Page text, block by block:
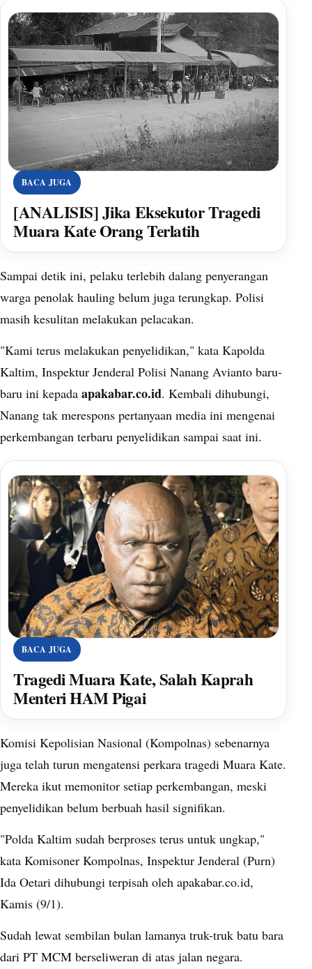
BACA JUGA
[ANALISIS] Jika Eksekutor Tragedi
Muara Kate Orang Terlatih
Sampai detik ini, pelaku terlebih dalang penyerangan
warga penolak hauling belum juga terungkap. Polisi
masih kesulitan melakukan pelacakan.
"Kami terus melakukan penyelidikan," kata Kapolda
Kaltim, Inspektur Jenderal Polisi Nanang Avianto baru-
baru ini kepada apakabar.co.id. Kembali dihubungi,
Nanang tak merespons pertanyaan media ini mengenai
perkembangan terbaru penyelidikan sampai saat ini.
BACA JUGA
Tragedi Muara Kate, Salah Kaprah
Menteri HAM Pigai
Komisi Kepolisian Nasional (Kompolnas) sebenarnya
juga telah turun mengatensi perkara tragedi Muara Kate.
Mereka ikut memonitor setiap perkembangan, meski
penyelidikan belum berbuah hasil signifikan.
"Polda Kaltim sudah berproses terus untuk ungkap,"
kata Komisoner Kompolnas, Inspektur Jenderal (Purn)
Ida Oetari dihubungi terpisah oleh apakabar.co.id,
Kamis (9/1).
Sudah lewat sembilan bulan lamanya truk-truk batu bara
dari PT MCM berseliweran di atas jalan negara.